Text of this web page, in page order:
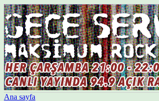
Ana sayfa